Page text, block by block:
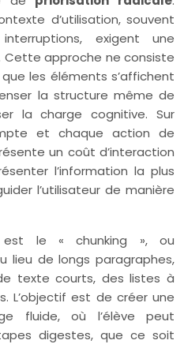
d’utilisation, souvent
exigent une
Cette approche ne consiste
les éléments s’affichent
la structure même de
la charge cognitive. Sur
et chaque action de
un coût d’interaction
l’information la plus
l’utilisateur de manière
le « chunking », ou
lieu de longs paragraphes,
texte courts, des listes à
L’objectif est de créer une
fluide, où l’élève peut
digestes, que ce soit